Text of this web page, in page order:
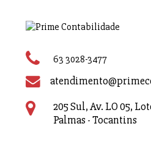
63 3028-3477
205 Sul, Av. LO 05,
Palmas - Tocantins